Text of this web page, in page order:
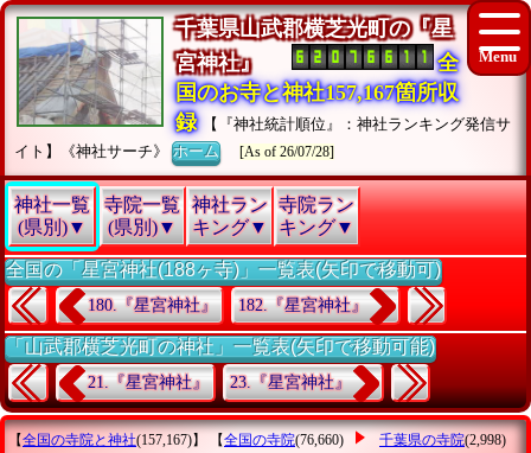
千葉県山武郡横芝光町の『星
宮神社』
全
国のお寺と神社157,167箇所収
録
【『神社統計順位』：神社ランキング発信サ
イト】《神社サーチ》ホーム [As of 26/07/28]
神社一覧
(県別)▼
寺院一覧
(県別)▼
神社ラン
キング▼
寺院ラン
キング▼
全国の「星宮神社(188ヶ寺)」一覧表(矢印で移動可)
180.『星宮神社』 182.『星宮神社』
「山武郡横芝光町の神社」一覧表(矢印で移動可能)
21.『星宮神社』 23.『星宮神社』
【全国の寺院と神社(157,167)】 【全国の寺院(76,660) 千葉県の寺院(2,998)